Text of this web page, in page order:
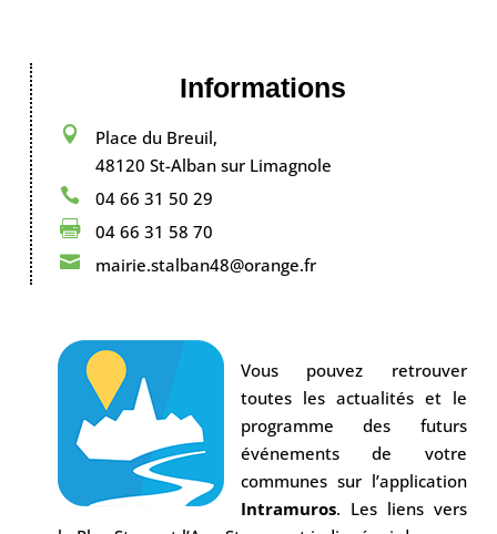
Informations

Place du Breuil,
48120 St-Alban sur Limagnole
 04 66 31 50 29
 04 66 31 58 70
 mairie.stalban48@orange.fr
Vous pouvez retrouver
toutes les actualités et le
programme des futurs
événements de votre
communes sur l’application
Intramuros. Les liens vers